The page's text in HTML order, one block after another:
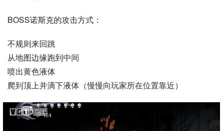
BOSS诺斯克的攻击方式：
不规则来回跳
从地图边缘跑到中间
喷出黄色液体
爬到顶上并滴下液体（慢慢向玩家所在位置靠近）